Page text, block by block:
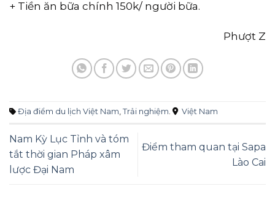
+ Tiền ăn bữa chính 150k/ người bữa.
Phượt Z
Địa điểm du lịch Việt Nam, Trải nghiệm. Việt Nam
Nam Kỳ Lục Tỉnh và tóm
tắt thời gian Pháp xâm
lược Đại Nam
Điểm tham quan tại Sapa
Lào Cai